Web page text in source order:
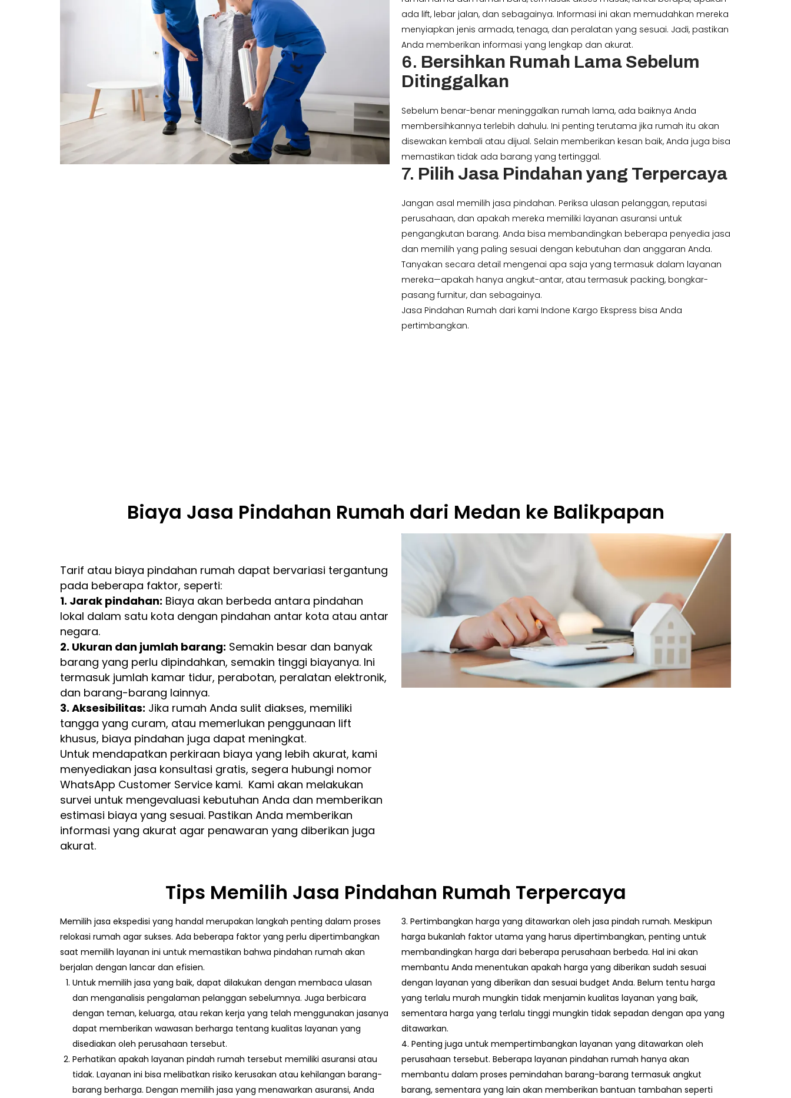
ada lift, lebar jalan, dan sebagainya. Informasi ini akan memudahkan mereka
menyiapkan jenis armada, tenaga, dan peralatan yang sesuai. Jadi, pastikan
Anda memberikan informasi yang lengkap dan akurat.
6. Bersihkan Rumah Lama Sebelum
Ditinggalkan
Sebelum benar-benar meninggalkan rumah lama, ada baiknya Anda
membersihkannya terlebih dahulu. Ini penting terutama jika rumah itu akan
disewakan kembali atau dijual. Selain memberikan kesan baik, Anda juga bisa
memastikan tidak ada barang yang tertinggal.
7. Pilih Jasa Pindahan yang Terpercaya
Jangan asal memilih jasa pindahan. Periksa ulasan pelanggan, reputasi
perusahaan, dan apakah mereka memiliki layanan asuransi untuk
pengangkutan barang. Anda bisa membandingkan beberapa penyedia jasa
dan memilih yang paling sesuai dengan kebutuhan dan anggaran Anda.
Tanyakan secara detail mengenai apa saja yang termasuk dalam layanan
mereka—apakah hanya angkut-antar, atau termasuk packing, bongkar-
pasang furnitur, dan sebagainya.
Jasa Pindahan Rumah dari kami Indone Kargo Ekspress bisa Anda
pertimbangkan.
Biaya Jasa Pindahan Rumah dari Medan ke Balikpapan
Tarif atau biaya pindahan rumah dapat bervariasi tergantung
pada beberapa faktor, seperti:
1. Jarak pindahan: Biaya akan berbeda antara pindahan
lokal dalam satu kota dengan pindahan antar kota atau antar
negara.
2. Ukuran dan jumlah barang: Semakin besar dan banyak
barang yang perlu dipindahkan, semakin tinggi biayanya. Ini
termasuk jumlah kamar tidur, perabotan, peralatan elektronik,
dan barang-barang lainnya.
3. Aksesibilitas: Jika rumah Anda sulit diakses, memiliki
tangga yang curam, atau memerlukan penggunaan lift
khusus, biaya pindahan juga dapat meningkat.
Untuk mendapatkan perkiraan biaya yang lebih akurat, kami
menyediakan jasa konsultasi gratis, segera hubungi nomor
WhatsApp Customer Service kami. Kami akan melakukan
survei untuk mengevaluasi kebutuhan Anda dan memberikan
estimasi biaya yang sesuai. Pastikan Anda memberikan
informasi yang akurat agar penawaran yang diberikan juga
akurat.
Tips Memilih Jasa Pindahan Rumah Terpercaya
Memilih jasa ekspedisi yang handal merupakan langkah penting dalam proses
relokasi rumah agar sukses. Ada beberapa faktor yang perlu dipertimbangkan
saat memilih layanan ini untuk memastikan bahwa pindahan rumah akan
berjalan dengan lancar dan efisien.
Untuk memilih jasa yang baik, dapat dilakukan dengan membaca ulasan
dan menganalisis pengalaman pelanggan sebelumnya. Juga berbicara
dengan teman, keluarga, atau rekan kerja yang telah menggunakan jasanya
dapat memberikan wawasan berharga tentang kualitas layanan yang
disediakan oleh perusahaan tersebut.
Perhatikan apakah layanan pindah rumah tersebut memiliki asuransi atau
tidak. Layanan ini bisa melibatkan risiko kerusakan atau kehilangan barang-
barang berharga. Dengan memilih jasa yang menawarkan asuransi, Anda
3. Pertimbangkan harga yang ditawarkan oleh jasa pindah rumah. Meskipun
harga bukanlah faktor utama yang harus dipertimbangkan, penting untuk
membandingkan harga dari beberapa perusahaan berbeda. Hal ini akan
membantu Anda menentukan apakah harga yang diberikan sudah sesuai
dengan layanan yang diberikan dan sesuai budget Anda. Belum tentu harga
yang terlalu murah mungkin tidak menjamin kualitas layanan yang baik,
sementara harga yang terlalu tinggi mungkin tidak sepadan dengan apa yang
ditawarkan.
4. Penting juga untuk mempertimbangkan layanan yang ditawarkan oleh
perusahaan tersebut. Beberapa layanan pindahan rumah hanya akan
membantu dalam proses pemindahan barang-barang termasuk angkut
barang, sementara yang lain akan memberikan bantuan tambahan seperti